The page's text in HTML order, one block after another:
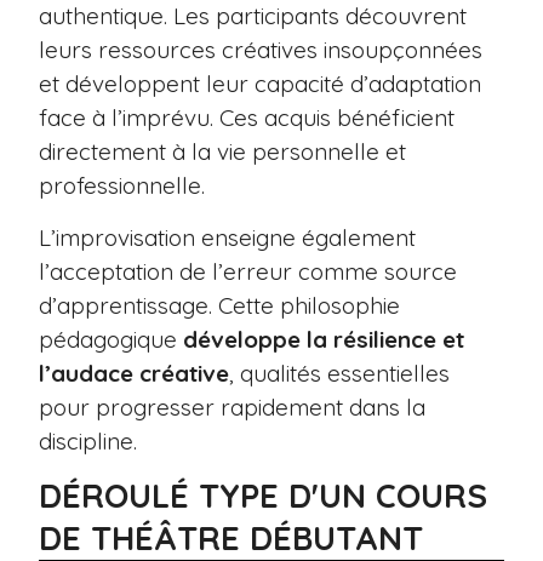
authentique. Les participants découvrent
leurs ressources créatives insoupçonnées
et développent leur capacité d’adaptation
face à l’imprévu. Ces acquis bénéficient
directement à la vie personnelle et
professionnelle.
L’improvisation enseigne également
l’acceptation de l’erreur comme source
d’apprentissage. Cette philosophie
pédagogique développe la résilience et
l’audace créative , qualités essentielles
pour progresser rapidement dans la
discipline.
DÉROULÉ TYPE D'UN COURS
DE THÉÂTRE DÉBUTANT